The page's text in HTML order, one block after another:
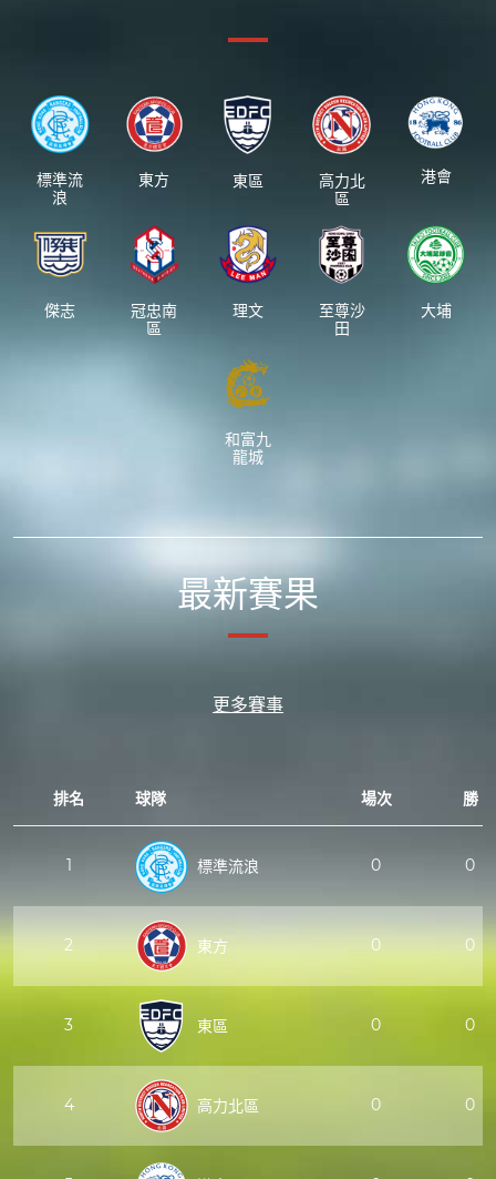
標準流
浪
東方 東區
高力北
區
港會
傑志
冠忠南
區
理文
至尊沙
田
大埔
和富九
龍城
最新賽果
更多賽事
排名 球隊 場次 勝
1 標準流浪 0 0
2 東方 0 0
3 東區 0 0
4 高力北區 0 0